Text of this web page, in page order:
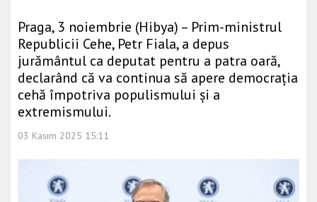
Praga, 3 noiembrie (Hibya) – Prim-ministrul
Republicii Cehe, Petr Fiala, a depus
jurământul ca deputat pentru a patra oară,
declarând că va continua să apere democrația
cehă împotriva populismului și a
extremismului.
03 Kasım 2025 15:11